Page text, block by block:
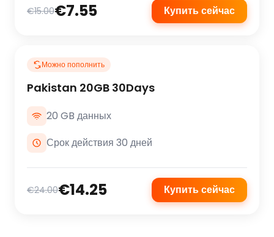
€15.00€7.55 Купить сейчас
Можно пополнить
Pakistan 20GB 30Days
20 GB данных
Срок действия 30 дней
€24.00€14.25 Купить сейчас